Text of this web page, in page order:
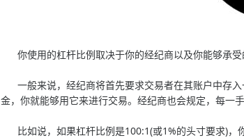
你使用的杠杆比例取决于你的经纪商以及你能够承受
一般来说，经纪商将首先要求交易者在其账户中存入
金，你就能够用它来进行交易。经纪商也会规定，每一
比如说，如果杠杆比例是100:1(或1%的头寸要求)，